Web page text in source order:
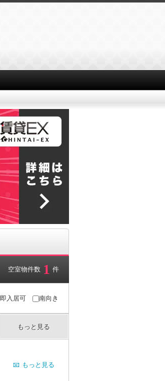
空室物件数 1 件
即入居可 南向き
もっと見る
📧 もっと見る